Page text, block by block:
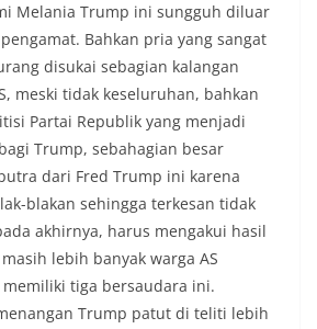
Melania Trump ini sungguh diluar
Bahkan pria yang sangat
disukai sebagian kalangan
meski tidak keseluruhan, bahkan
Partai Republik yang menjadi
Trump, sebahagian besar
dari Fred Trump ini karena
blakan sehingga terkesan tidak
akhirnya, harus mengakui hasil
lebih banyak warga AS
tiga bersaudara ini.
Trump patut di teliti lebih